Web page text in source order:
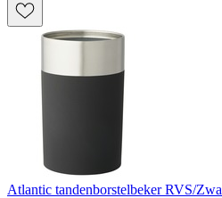
Atlantic tandenborstelbeker RVS/